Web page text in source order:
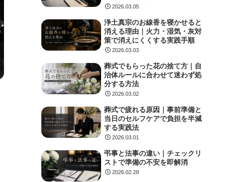
2026.03.05
浄土真宗のお線香を寝かせると
消える理由｜火力・湿気・灰対
策で消えにくくする実践手順
2026.03.03
葬式でもらった花の捨て方｜自
治体ルールに合わせて迷わず処
分する方法
2026.03.02
葬式で疲れる原因｜事前準備と
当日のセルフケアで負担を半減
する実践法
2026.03.01
弔事と法事の違い｜チェックリ
ストで準備の不安を即解消
2026.02.28